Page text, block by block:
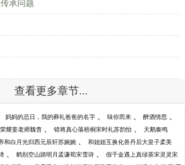
承问题
查看更多章节...
妈妈的忌日，我的葬礼爸爸的名字 、 味你而来 、 醉酒情思 、
耀姜老师魏杳 、 错将真心落梧桐宋时礼苏韵怡 、 天鹅奏鸣
和白月光归西元辰轩苏婉婉 、 和姐姐互换化兽丹后大皇子柔美
、 鹤别空山踏明月孟谦荀宋雪诗 、 假千金遇上真绿茶宋灵灵宋